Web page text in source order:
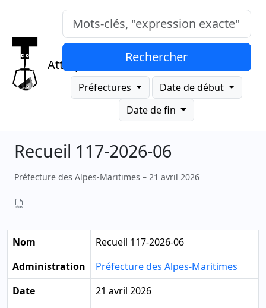
Attrap
Mots-clés, "expression exacte"
Rechercher
Préfectures
Date de début
Date de fin
Recueil 117-2026-06
Préfecture des Alpes-Maritimes – 21 avril 2026
Nom
Recueil 117-2026-06
Administration
Préfecture des Alpes-Maritimes
Date
21 avril 2026